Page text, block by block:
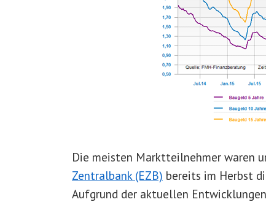
Die meisten Marktteilnehmer waren
Zentralbank (EZB) bereits im Herbst
Aufgrund der aktuellen